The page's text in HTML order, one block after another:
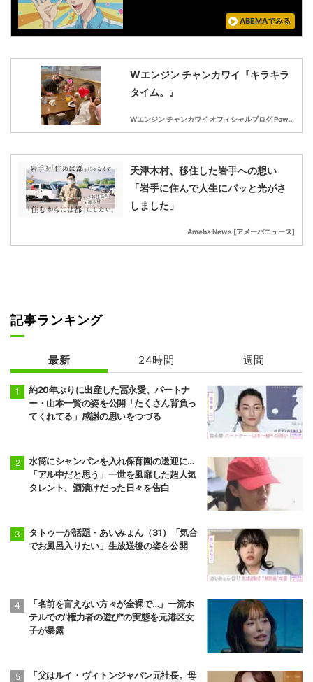
ABEMAでみる
Wエンジン チャンカワイ『キラキラ
タイム。』
Wエンジン チャンカワイ オフィシャルブログ Powered by Ameba
天津木村、移住した岩手への想い
「岩手に住んで人生にパッと光がさ
しました」
Ameba News [アメーバニュース]
記事ランキング
最新 24時間 週間
約20年ぶりに出産した冨永愛、パートナ
ー・山本一賢の姿を公開「たくさん背負っ
てくれてる」感謝の思いをつづる
水筒にシャンパンを入れ保育園の送迎に…
「アル中だと思う」一世を風靡した超人気
タレント、酒漬けだった日々を告白
タトゥーが話題・あいみょん（31）「気合
でお風呂入りたい」生放送後の姿を公開
「名前を言えない方々が全裸で…」一流ホ
テルでの"権力者の遊び"の実態を元港区女
子が暴露
「父はルイ・ヴィトンジャパン元社長。母